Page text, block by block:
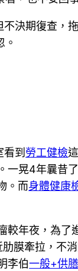
決期復查，
到 勞工健檢
一晃4年曩昔
。而身體健康
較年夜，為了
肋膜牽拉，不
李伯一般+供